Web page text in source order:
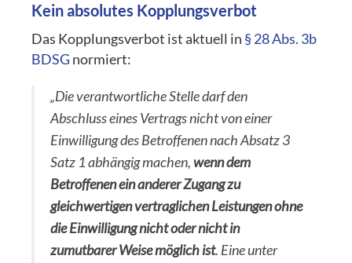
Kein absolutes Kopplungsverbot
Das Kopplungsverbot ist aktuell in § 28 Abs. 3b
BDSG normiert:
„Die verantwortliche Stelle darf den
Abschluss eines Vertrags nicht von einer
Einwilligung des Betroffenen nach Absatz 3
Satz 1 abhängig machen,wenn dem
Betroffenen ein anderer Zugang zu
gleichwertigen vertraglichen Leistungen ohne
die Einwilligung nicht oder nicht in
zumutbarer Weise möglich ist. Eine unter